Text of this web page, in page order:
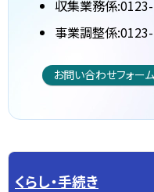
収集業務係
事業調整係
お問い合わせフォーム
くらし・手続き